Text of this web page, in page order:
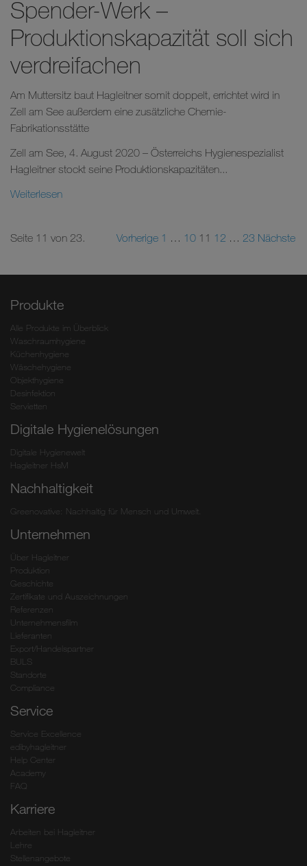
Spender-Werk –
Produktionskapazität soll sich
verdreifachen
Am Muttersitz baut Hagleitner somit doppelt, errichtet wird in
Zell am See außerdem eine zusätzliche Chemie-
Fabrikationsstätte
Zell am See, 4. August 2020 – Österreichs Hygienespezialist
Hagleitner stockt seine Produktionskapazitäten...
Weiterlesen
Seite 11 von 23. Vorherige 1 … 10 11 12 … 23 Nächste
Produkte
Alle Produkte im Überblick
Waschraumhygiene
Küchenhygiene
Wäschehygiene
Objekthygiene
Desinfektion
Servietten
Digitale Hygienelösungen
Digitale Hygienewelt
Hagleitner HsM
Nachhaltigkeit
Greenovative: Nachhaltig für Mensch und Umwelt.
Unternehmen
Über Hagleitner
Produktion
Geschichte
Zertifikate und Auszeichnungen
Referenzen
Unternehmensfilm
Lieferanten
Export/Handelspartner
BULS
Standorte
Compliance
Service
Service Excellence
edibyhagleitner
Help Center
Academy
FAQ
Karriere
Arbeiten bei Hagleitner
Lehre
Stellenangebote